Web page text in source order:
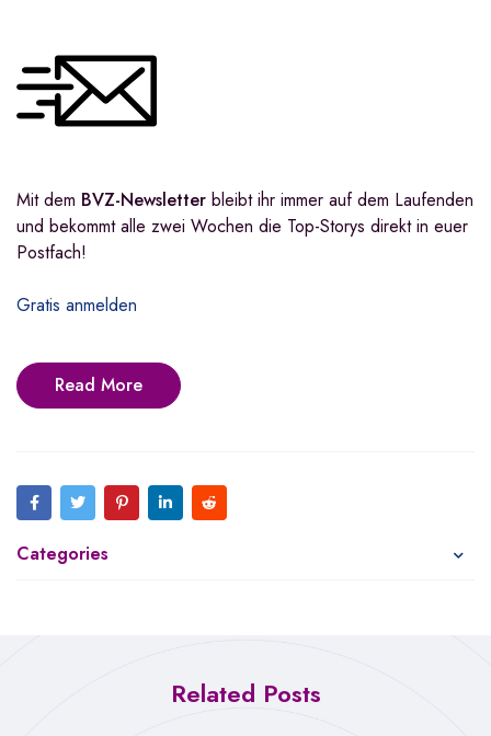
Mit dem BVZ-Newsletter bleibt ihr immer auf dem Laufenden
und bekommt alle zwei Wochen die Top-Storys direkt in euer
Postfach!
Gratis anmelden
Read More
Categories
Related Posts